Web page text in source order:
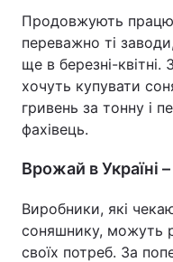
Продовжують
переважно ті
ще в березні-
хочуть купувати
гривень за тонну і
фахівець.
Врожай в Україні
Виробники, які
соняшнику, можуть
своїх потреб. За